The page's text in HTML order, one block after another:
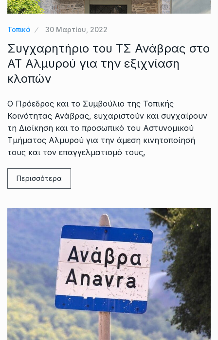
Τοπικά 30 Μαρτίου, 2022
Συγχαρητήριο του ΤΣ Ανάβρας στο
ΑΤ Αλμυρού για την εξιχνίαση
κλοπών
Ο Πρόεδρος και το Συμβούλιο της Τοπικής
Κοινότητας Ανάβρας, ευχαριστούν και συγχαίρουν
τη Διοίκηση και το προσωπικό του Αστυνομικού
Τμήματος Αλμυρού για την άμεση κινητοποίησή
τους και τον επαγγελματισμό τους,
Περισσότερα